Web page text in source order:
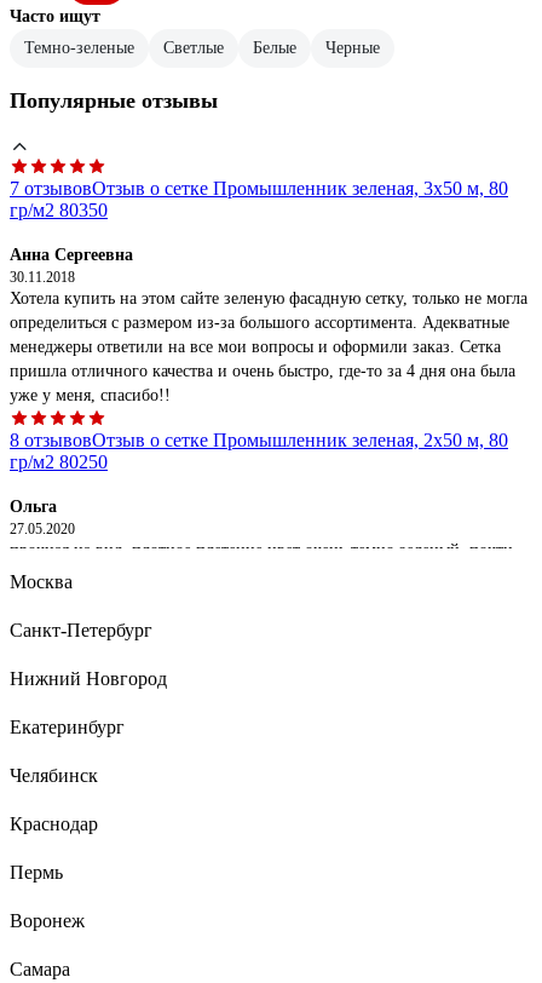
Часто ищут
Темно-зеленые
Светлые Белые Черные
Популярные отзывы
7 отзывовОтзыв о сетке Промышленник зеленая, 3х50 м, 80
гр/м2 80350
Анна Сергеевна
30.11.2018
Хотела купить на этом сайте зеленую фасадную сетку, только не могла
определиться с размером из-за большого ассортимента. Адекватные
менеджеры ответили на все мои вопросы и оформили заказ. Сетка
пришла отличного качества и очень быстро, где-то за 4 дня она была
уже у меня, спасибо!!
8 отзывовОтзыв о сетке Промышленник зеленая, 2х50 м, 80
гр/м2 80250
Ольга
27.05.2020
прочная на вид, плотное плетение цвет очень темно зеленый, почти
черный такой даже больше понравился, удобно сшить края
22 отзываОтзыв о фасадной сетке Промышленник 2х10 м;
- легкая; - продувается ветром (не создает парус), но при этом с
фото)).
Москва
Санкт-Петербург
Нижний Новгород
Екатеринбург
Челябинск
Краснодар
Пермь
Воронеж
Самара